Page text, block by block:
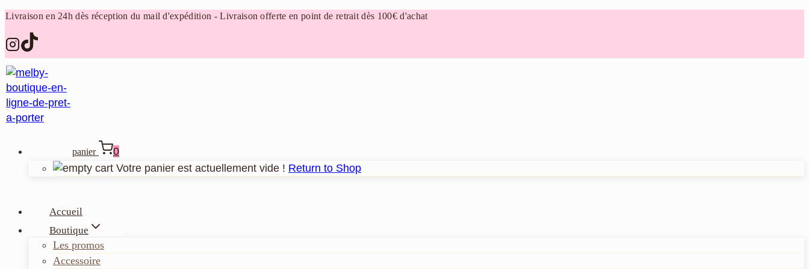
Aller
contenu
Livraison en 24h dès réception du mail d'expédition - Livraison offerte en point de retrait dès 100€ d'achat
panier
0
Votre panier est actuellement vide ! Return to Shop
Accueil
Boutique
Les promos
Accessoire